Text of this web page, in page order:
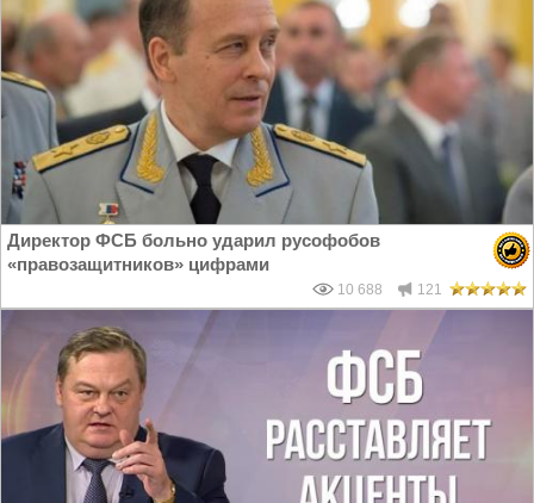
Директор ФСБ больно ударил русофобов
«правозащитников» цифрами
10 688 121